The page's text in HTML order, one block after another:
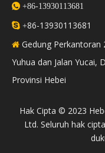
 +86-13930113681
 +86-13930113681
 Gedung Perkantoran
Yuhua dan Jalan Yucai,
Provinsi Hebei
​Hak Cipta © 2023
Ltd. Seluruh hak